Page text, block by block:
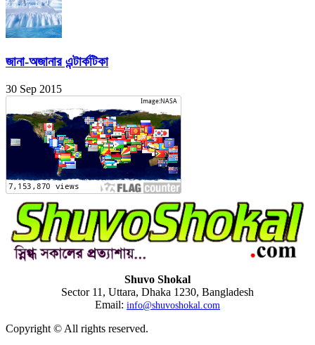
জানা-অজানার এন্টার্কটিকা
30 Sep 2015
Shuvo Shokal
Sector 11, Uttara, Dhaka 1230, Bangladesh
Email: info@shuvoshokal.com
Copyright © All rights reserved.